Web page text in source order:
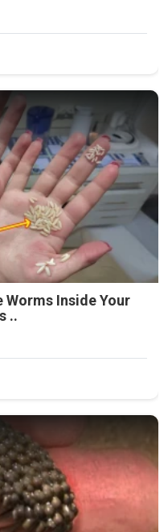
Inside Your
..